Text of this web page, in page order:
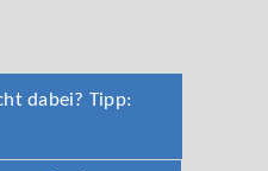
dabei? Tipp: